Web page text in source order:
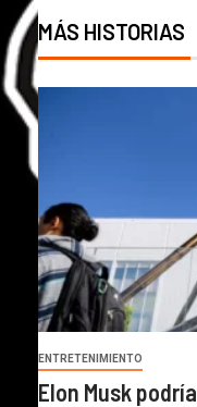
MÁS HISTORIAS
ENTRETENIMIENTO
Elon Musk